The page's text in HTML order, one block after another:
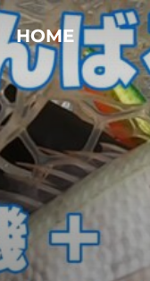
コ
ン
テ
ン
ツ
へ
ス
キ
ッ
プ
HOME